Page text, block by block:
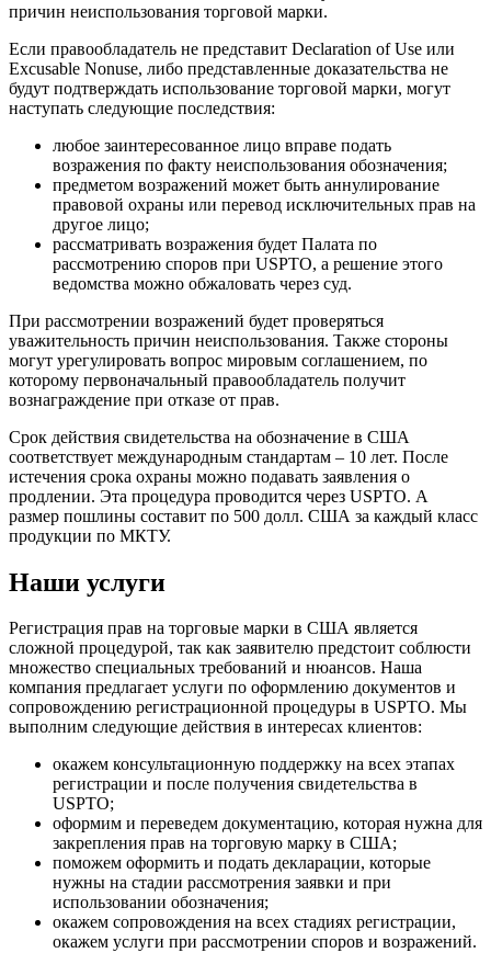
причин неиспользования торговой марки.
Если правообладатель не представит Declaration of Use или
Excusable Nonuse, либо представленные доказательства не
будут подтверждать использование торговой марки, могут
наступать следующие последствия:
любое заинтересованное лицо вправе подать
возражения по факту неиспользования обозначения;
предметом возражений может быть аннулирование
правовой охраны или перевод исключительных прав на
другое лицо;
рассматривать возражения будет Палата по
рассмотрению споров при USPTO, а решение этого
ведомства можно обжаловать через суд.
При рассмотрении возражений будет проверяться
уважительность причин неиспользования. Также стороны
могут урегулировать вопрос мировым соглашением, по
которому первоначальный правообладатель получит
вознаграждение при отказе от прав.
Срок действия свидетельства на обозначение в США
соответствует международным стандартам – 10 лет. После
истечения срока охраны можно подавать заявления о
продлении. Эта процедура проводится через USPTO. А
размер пошлины составит по 500 долл. США за каждый класс
продукции по МКТУ.
Наши услуги
Регистрация прав на торговые марки в США является
сложной процедурой, так как заявителю предстоит соблюсти
множество специальных требований и нюансов. Наша
компания предлагает услуги по оформлению документов и
сопровождению регистрационной процедуры в USPTO. Мы
выполним следующие действия в интересах клиентов:
окажем консультационную поддержку на всех этапах
регистрации и после получения свидетельства в
USPTO;
оформим и переведем документацию, которая нужна для
закрепления прав на торговую марку в США;
поможем оформить и подать декларации, которые
нужны на стадии рассмотрения заявки и при
использовании обозначения;
окажем сопровождения на всех стадиях регистрации,
окажем услуги при рассмотрении споров и возражений.